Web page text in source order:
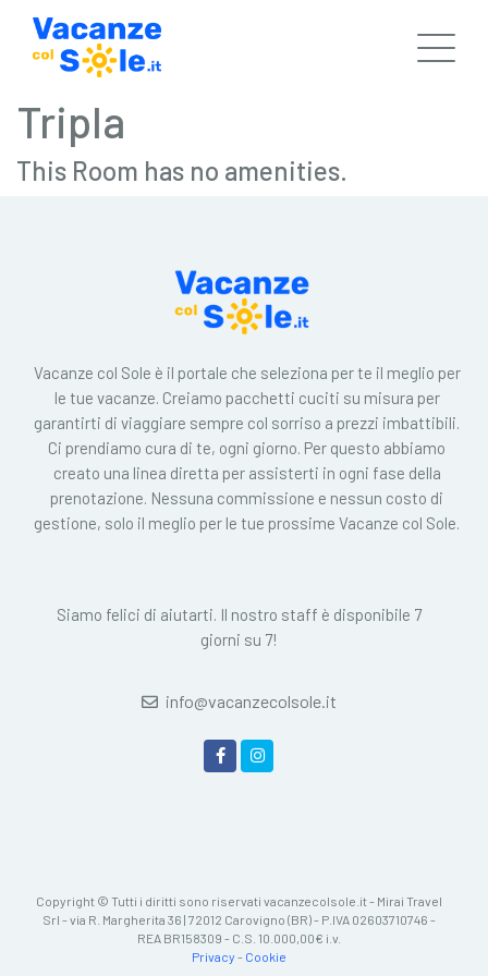
Tripla
This Room has no amenities.
Vacanze col Sole è il portale che seleziona per te il meglio per
le tue vacanze. Creiamo pacchetti cuciti su misura per
garantirti di viaggiare sempre col sorriso a prezzi imbattibili.
Ci prendiamo cura di te, ogni giorno. Per questo abbiamo
creato una linea diretta per assisterti in ogni fase della
prenotazione. Nessuna commissione e nessun costo di
gestione, solo il meglio per le tue prossime Vacanze col Sole.
Siamo felici di aiutarti. Il nostro staff è disponibile 7
giorni su 7!
info@vacanzecolsole.it
Copyright © Tutti i diritti sono riservati vacanzecolsole.it - Mirai Travel
Srl - via R. Margherita 36 | 72012 Carovigno (BR) - P.IVA 02603710746 -
REA BR158309 - C.S. 10.000,00€ i.v.
Privacy - Cookie